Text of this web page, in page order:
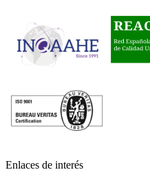
Enlaces de interés